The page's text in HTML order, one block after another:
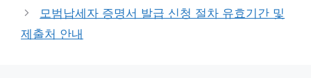
모범납세자 증명서 발급 신청 절차 유효기간 및
제출처 안내